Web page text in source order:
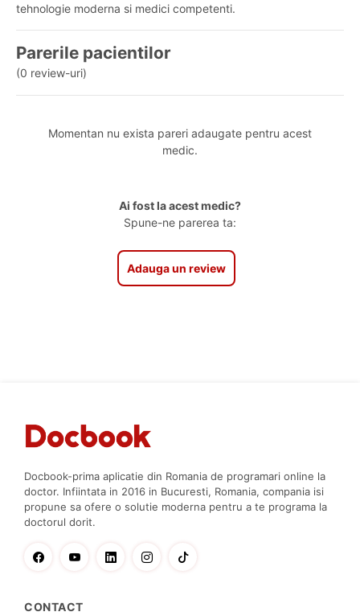
tehnologie moderna si medici competenti.
Parerile pacientilor
(0 review-uri)
Momentan nu exista pareri adaugate pentru acest
medic.
Ai fost la acest medic?
Spune-ne parerea ta:
Adauga un review
Docbook-prima aplicatie din Romania de programari online la
doctor. Infiintata in 2016 in Bucuresti, Romania, compania isi
propune sa ofere o solutie moderna pentru a te programa la
doctorul dorit.
CONTACT